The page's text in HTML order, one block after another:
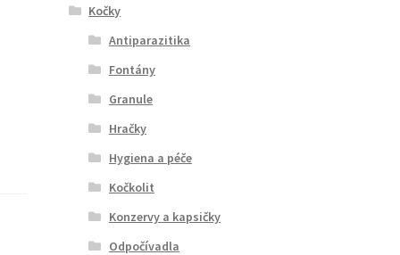
Kočky
Antiparazitika
Fontány
Granule
Hračky
Hygiena a péče
Kočkolit
Konzervy a kapsičky
Odpočívadla